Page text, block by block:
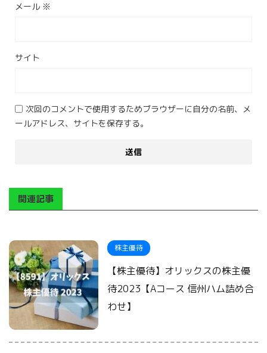
メール ※
サイト
次回のコメントで使用するためブラウザーに自分の名前、メ
ールアドレス、サイトを保存する。
関連記事
株主優待
【株主優待】オリックスの株主優
待2023【Aコース 信州ハム詰め合
わせ】